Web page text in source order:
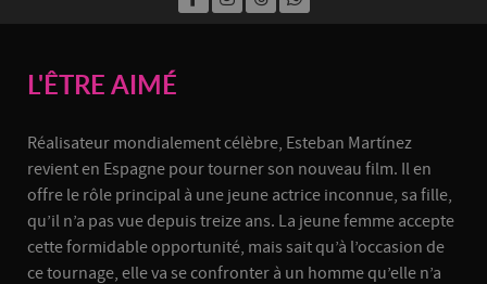
L'ÊTRE AIMÉ
Réalisateur mondialement célèbre, Esteban Martínez
revient en Espagne pour tourner son nouveau film. Il en
offre le rôle principal à une jeune actrice inconnue, sa fille,
qu’il n’a pas vue depuis treize ans. La jeune femme accepte
cette formidable opportunité, mais sait qu’à l’occasion de
ce tournage, elle va se confronter à un homme qu’elle n’a